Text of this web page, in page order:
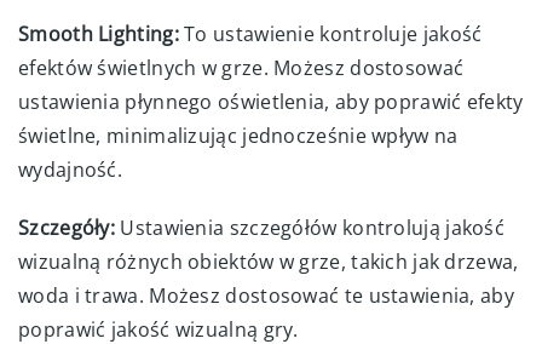
Smooth Lighting:To ustawienie kontroluje jakość
efektów świetlnych w grze. Możesz dostosować
ustawienia płynnego oświetlenia, aby poprawić efekty
świetlne, minimalizując jednocześnie wpływ na
wydajność.
Szczegóły: Ustawienia szczegółów kontrolują jakość
wizualną różnych obiektów w grze, takich jak drzewa,
woda i trawa. Możesz dostosować te ustawienia, aby
poprawić jakość wizualną gry.